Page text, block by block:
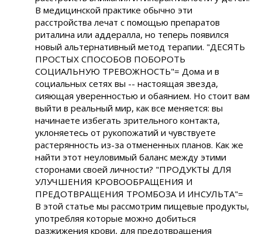
В медицинской практике обычно эти
расстройства лечат с помощью препаратов
риталина или аддералла, но теперь появился
новый альтернативный метод терапии. "ДЕСЯТЬ
ПРОСТЫХ СПОСОБОВ ПОБОРОТЬ
СОЦИАЛЬНУЮ ТРЕВОЖНОСТЬ"= Дома и в
социальных сетях вы -- настоящая звезда,
сияющая уверенностью и обаянием. Но стоит вам
выйти в реальный мир, как все меняется: вы
начинаете избегать зрительного контакта,
уклоняетесь от рукопожатий и чувствуете
растерянность из-за отмененных планов. Как же
найти этот неуловимый баланс между этими
сторонами своей личности? "ПРОДУКТЫ ДЛЯ
УЛУЧШЕНИЯ КРОВООБРАЩЕНИЯ И
ПРЕДОТВРАЩЕНИЯ ТРОМБОЗА И ИНСУЛЬТА"=
В этой статье мы рассмотрим пищевые продукты,
употребляя которые можно добиться
разжижения крови, для предотвращения